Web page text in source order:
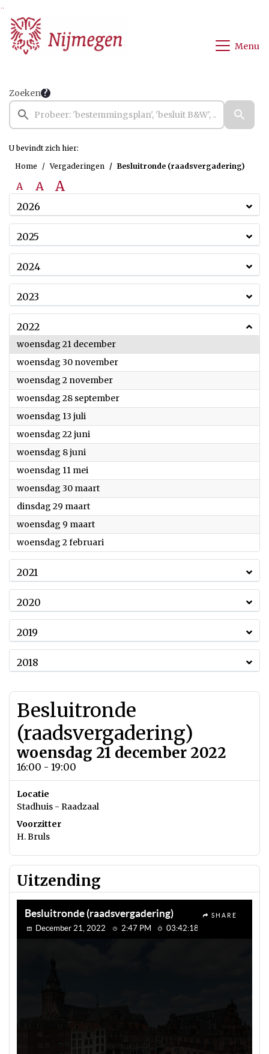
Menu
Zoeken
U bevindt zich hier:
Home
Vergaderingen Besluitronde (raadsvergadering)
A A A
2026
2025
2024
2023
2022
woensdag 21 december2022
woensdag 30 november2022
woensdag 2 november2022
woensdag 28 september2022
woensdag 13 juli
woensdag 22 juni
woensdag 8 juni
woensdag 11 mei
woensdag 30 maart2022
dinsdag 29 maart2022
woensdag 9 maart2022
woensdag 2 februari
2021
2020
2019
2018
Besluitronde
(raadsvergadering)
woensdag 21 december 2022
16:00 - 19:00
Locatie
Stadhuis - Raadzaal
Voorzitter
H. Bruls
Uitzending